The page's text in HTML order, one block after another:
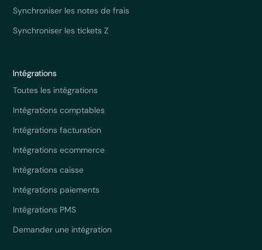
Synchroniser les notes de frais
Synchroniser les tickets Z
Intégrations
Toutes les intégrations
Intégrations comptables
Intégrations facturation
Intégrations ecommerce
Intégrations caisse
Intégrations paiements
Intégrations PMS
Demander une intégration